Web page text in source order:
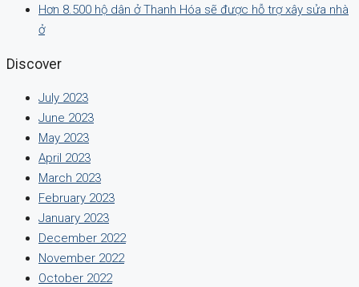
Hơn 8.500 hộ dân ở Thanh Hóa sẽ được hỗ trợ xây sửa nhà
ở
Discover
July 2023
June 2023
May 2023
April 2023
March 2023
February 2023
January 2023
December 2022
November 2022
October 2022